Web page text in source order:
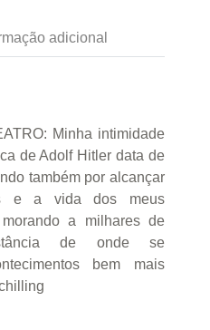
adicional
Minha intimidade
de Adolf Hitler data de
também por alcançar
e a vida dos meus
a milhares de
de onde se
bem mais